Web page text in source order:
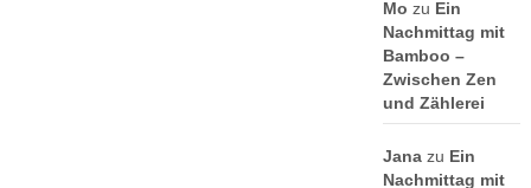
Mo zu Ein
Nachmittag mit
Bamboo –
Zwischen Zen
und Zählerei
Janazu Ein
Nachmittag mit